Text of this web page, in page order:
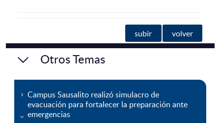
subir volver
Otros Temas
Campus Sausalito realizó simulacro de
evacuación para fortalecer la preparación ante
emergencias